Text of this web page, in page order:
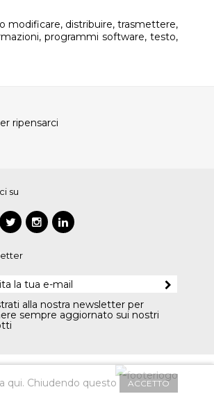
modificare, distribuire, trasmettere,
programmi software, testo,
ripensarci
su
alla nostra newsletter per
sempre aggiornato sui nostri
ACCETTO
qui. Chiudendo questo